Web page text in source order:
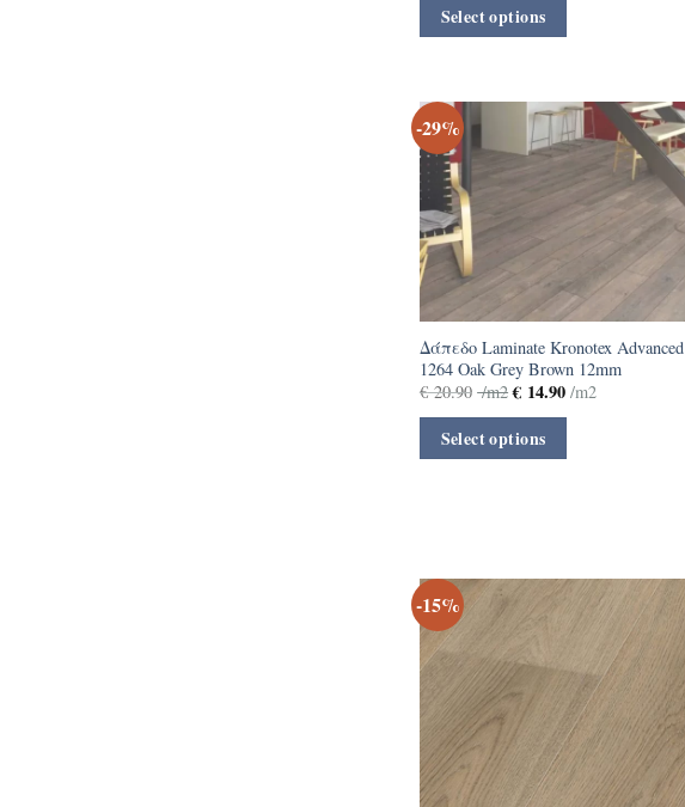
Select options
-29%
Δάπεδο Laminate Kronotex Advanced
1264 Oak Grey Brown 12mm
€20.90 /m2 € 14.90 /m2
Select options
-15%